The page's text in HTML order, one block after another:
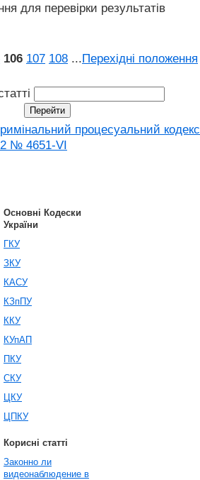
для перевірки результатів
106 107 108 ...Перехідні положення
процесуальний кодекс
№ 4651-VI
Основні Кодески
України
ГКУ
ЗКУ
КАСУ
КЗпПУ
ККУ
КУпАП
ПКУ
СКУ
ЦКУ
ЦПКУ
Корисні статті
Законно ли
видеонаблюдение в